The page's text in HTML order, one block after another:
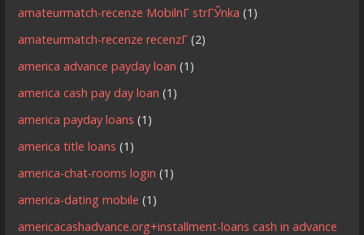
amateurmatch-recenze MobilnГ­ strГЎnka (1)
amateurmatch-recenze recenzГ­ (2)
america advance payday loan (1)
america cash pay day loan (1)
america payday loans (1)
america title loans (1)
america-chat-rooms login (1)
america-dating mobile (1)
americacashadvance.org+installment-loans cash in advance